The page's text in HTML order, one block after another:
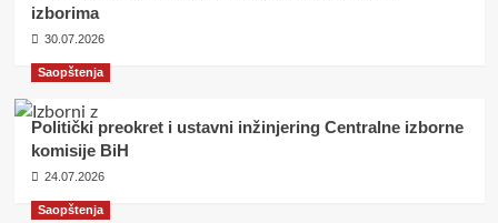
izborima
30.07.2026
Saopštenja
Politički preokret i ustavni inžinjering Centralne izborne
komisije BiH
24.07.2026
Saopštenja